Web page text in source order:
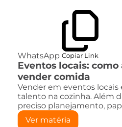
WhatsApp Copiar Link
Eventos locais:
vender comida
Vender em eventos locais
talento na cozinha. Além
preciso planejamento,
Ver matéria